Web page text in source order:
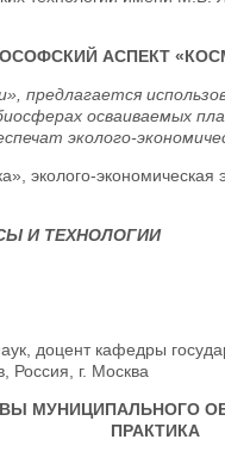
АСПЕКТ
предлагается
осваиваемых
эколого-
эколого-
И ТЕХНОЛОГИИ
доцент кафедры
Россия, г. Москва
МУНИЦИПАЛЬНОГО
ПРАКТИКА